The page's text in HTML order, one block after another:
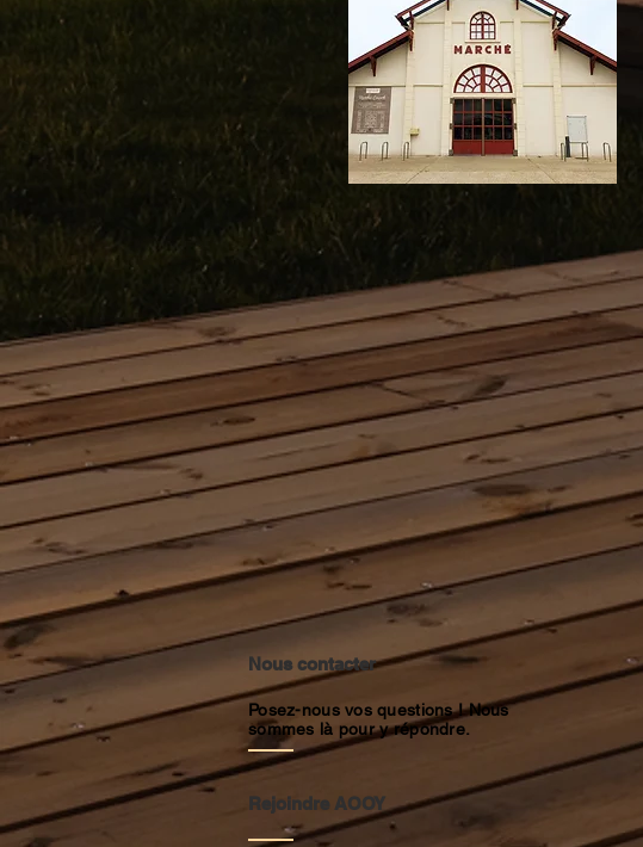
Rejoindre AOOY
Nous contacter
Posez-nous vos questions ! Nous
sommes là pour y répondre.